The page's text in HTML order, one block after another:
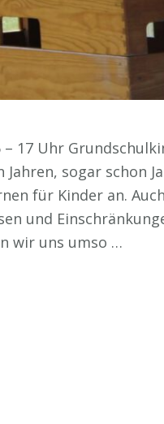
17 Uhr
Jahren, sogar schon
für Kinder an.
und
wir uns umso …